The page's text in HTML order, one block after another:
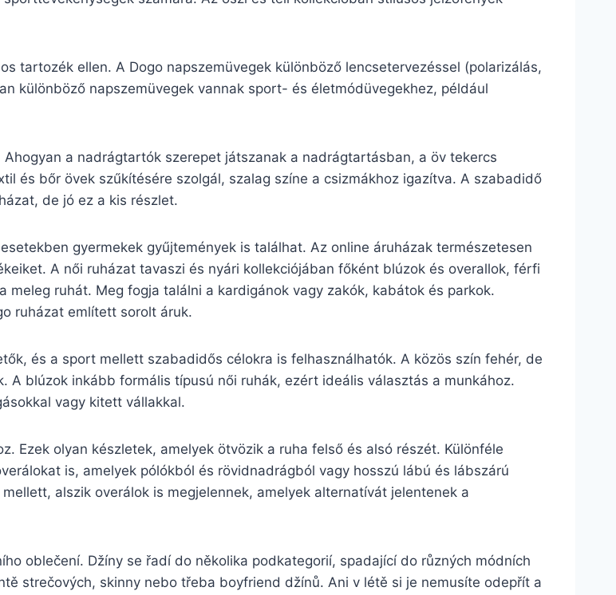
tartozék ellen. A Dogo napszemüvegek különböző lencsetervezéssel (polarizálás,
különböző napszemüvegek vannak sport- és életmódüvegekhez, például
a nadrágtartók szerepet játszanak a nadrágtartásban, a öv tekercs
és bőr övek szűkítésére szolgál, szalag színe a csizmákhoz igazítva. A szabadidő
de jó ez a kis részlet.
gyermekek gyűjtemények is találhat. Az online áruházak természetesen
A női ruházat tavaszi és nyári kollekciójában főként blúzok és overallok, férfi
ruhát. Meg fogja találni a kardigánok vagy zakók, kabátok és parkok.
ruházat említett sorolt áruk.
és a sport mellett szabadidős célokra is felhasználhatók. A közös szín fehér, de
A blúzok inkább formális típusú női ruhák, ezért ideális választás a munkához.
vagy kitett vállakkal.
Ezek olyan készletek, amelyek ötvözik a ruha felső és alsó részét. Különféle
is, amelyek pólókból és rövidnadrágból vagy hosszú lábú és lábszárú
alszik overálok is megjelennek, amelyek alternatívát jelentenek a
oblečení. Džíny se řadí do několika podkategorií, spadající do různých módních
strečových, skinny nebo třeba boyfriend džínů. Ani v létě si je nemusíte odepřít a